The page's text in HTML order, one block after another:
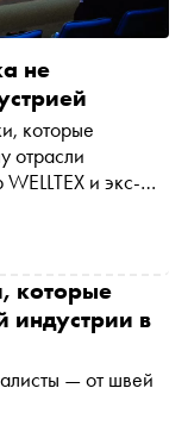
не
которые
отрасли
и экс-
индустрии
с дизайнеров и
единое целое.
сессии
от
присутствию»
которые
индустрии в
— от швей